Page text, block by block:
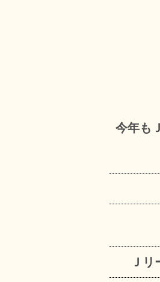
今年も
Ｊ